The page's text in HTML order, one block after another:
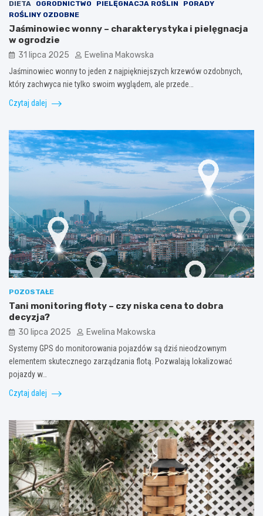
DIETA OGRODNICTWO PIELĘGNACJA ROŚLIN
PORADY
ROŚLINY OZDOBNE
Jaśminowiec wonny – charakterystyka i pielęgnacja
w ogrodzie
31 lipca 2025 Ewelina Makowska
Jaśminowiec wonny to jeden z najpiękniejszych krzewów ozdobnych,
który zachwyca nie tylko swoim wyglądem, ale przede…
Czytaj dalej
POZOSTAŁE
Tani monitoring floty – czy niska cena to dobra
decyzja?
30 lipca 2025 Ewelina Makowska
Systemy GPS do monitorowania pojazdów są dziś nieodzownym
elementem skutecznego zarządzania flotą. Pozwalają lokalizować
pojazdy w…
Czytaj dalej